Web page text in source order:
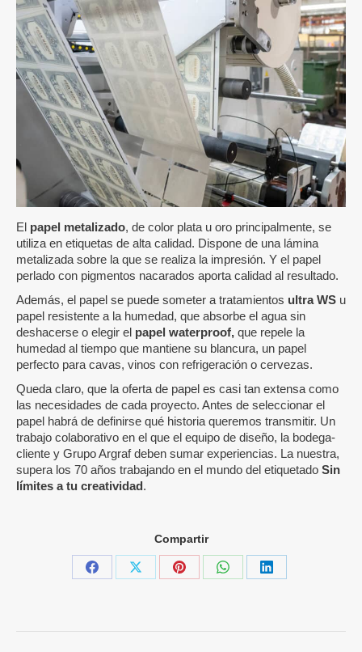
El papel metalizado, de color plata u oro principalmente, se
utiliza en etiquetas de alta calidad. Dispone de una lámina
metalizada sobre la que se realiza la impresión. Y el papel
perlado con pigmentos nacarados aporta calidad al resultado.
Además, el papel se puede someter a tratamientos ultra WS u
papel resistente a la humedad, que absorbe el agua sin
deshacerse o elegir el papel waterproof, que repele la
humedad al tiempo que mantiene su blancura, un papel
perfecto para cavas, vinos con refrigeración o cervezas.
Queda claro, que la oferta de papel es casi tan extensa como
las necesidades de cada proyecto. Antes de seleccionar el
papel habrá de definirse qué historia queremos transmitir. Un
trabajo colaborativo en el que el equipo de diseño, la bodega-
cliente y Grupo Argraf deben sumar experiencias. La nuestra,
supera los 70 años trabajando en el mundo del etiquetado Sin
límites a tu creatividad .
Compartir
Share
Share
Share
Share
Share